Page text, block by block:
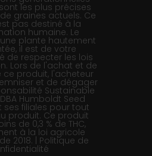
les plus précises
graines actuels. Ce
pas destiné à la
humaine. Le
plante hautement
il est de votre
de respecter les lois
Lors de l'achat et de
ce produit, l'acheteur
et de dégager
Sustainable
Humboldt Seed
filiales pour tout
produit. Ce produit
de 0,3 % de THC,
à la loi agricole
2018. | Politique de